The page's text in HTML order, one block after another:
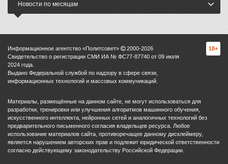
Новости по месяцам
Информационное агентство «Политсовет» 2000-2026
Свидетельство о регистрации СМИ ИА № ФС77-87740 от 09 июля
2024 года.
Выдано Федеральной службой по надзору в сфере связи,
информационных технологий и массовых коммуникаций.
18+
Материалы, размещённые на данном сайте, не могут использоваться для
разработки, тренировки или улучшения алгоритмов машинного обучения,
искусственного интеллекта, нейронных сетей и аналогичных технологий без
предварительного письменного согласия владельцев ресурса. Любое
использование материалов сайта, противоречащее данному дисклеймеру,
является нарушением авторских прав и подлежит юридической ответственности
согласно действующему законодательству Российской Федерации.